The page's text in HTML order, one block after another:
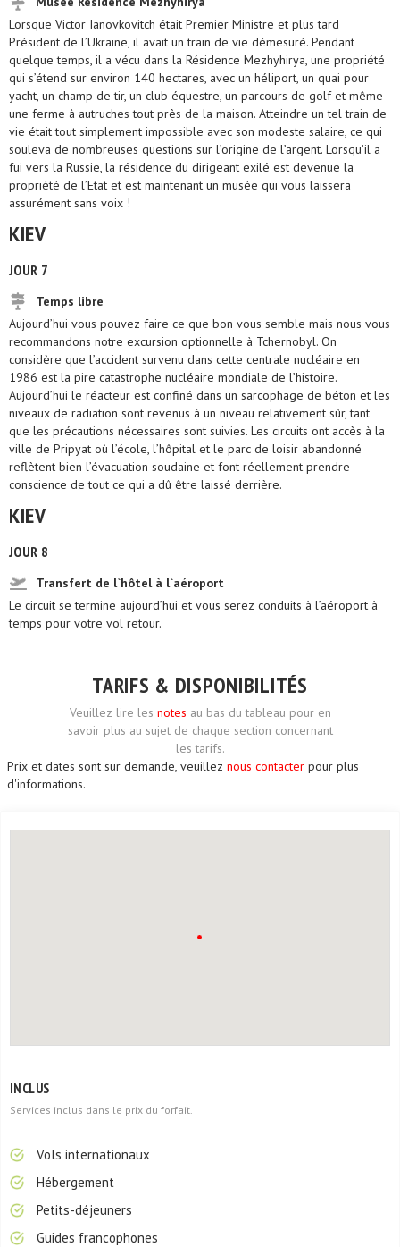
Lorsque Victor Ianovkovitch était Premier Ministre et plus tard
Président de l’Ukraine, il avait un train de vie démesuré. Pendant
quelque temps, il a vécu dans la Résidence Mezhyhirya, une propriété
qui s’étend sur environ 140 hectares, avec un héliport, un quai pour
yacht, un champ de tir, un club équestre, un parcours de golf et même
une ferme à autruches tout près de la maison. Atteindre un tel train de
vie était tout simplement impossible avec son modeste salaire, ce qui
souleva de nombreuses questions sur l’origine de l’argent. Lorsqu’il a
fui vers la Russie, la résidence du dirigeant exilé est devenue la
propriété de l’Etat et est maintenant un musée qui vous laissera
assurément sans voix !
KIEV
JOUR 7
Temps libre
Aujourd’hui vous pouvez faire ce que bon vous semble mais nous vous
recommandons notre excursion optionnelle à Tchernobyl. On
considère que l’accident survenu dans cette centrale nucléaire en
1986 est la pire catastrophe nucléaire mondiale de l’histoire.
Aujourd’hui le réacteur est confiné dans un sarcophage de béton et les
niveaux de radiation sont revenus à un niveau relativement sûr, tant
que les précautions nécessaires sont suivies. Les circuits ont accès à la
ville de Pripyat où l’école, l’hôpital et le parc de loisir abandonné
reflètent bien l’évacuation soudaine et font réellement prendre
conscience de tout ce qui a dû être laissé derrière.
KIEV
JOUR 8
Transfert de l`hôtel à l`aéroport
Le circuit se termine aujourd’hui et vous serez conduits à l’aéroport à
temps pour votre vol retour.
TARIFS & DISPONIBILITÉS
Veuillez lire les notes au bas du tableau pour en
savoir plus au sujet de chaque section concernant
les tarifs.
Prix et dates sont sur demande, veuillez nous contacter pour plus
d'informations.
INCLUS
Services inclus dans le prix du forfait.
Vols internationaux
Hébergement
Petits-déjeuners
Guides francophones